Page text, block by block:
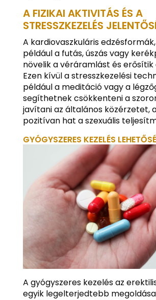
A FIZIKAI AKTIVITÁS ÉS A
STRESSZKEZELÉS
A kardiovaszkuláris
például a futás, úszás vagy
növelik a véráramlást és erősítik
Ezen kívül a stresszkezelési
például a meditáció vagy a
segíthetnek csökkenteni a
javítani az általános közérzetet,
pozitívan hat a szexuális
GYÓGYSZERES KEZELÉS
A gyógyszeres kezelés az
egyik legelterjedtebb